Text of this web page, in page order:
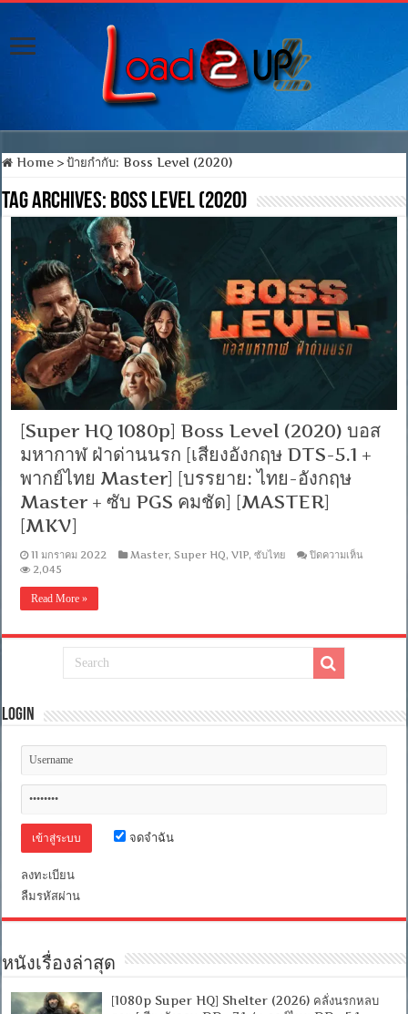
Home > ป้ายกำกับ:Boss Level (2020)
Tag Archives: Boss Level (2020)
[Super HQ 1080p] Boss Level (2020) บอส
มหากาฬ ฝ่าด่านนรก [เสียงอังกฤษ DTS-5.1 +
พากย์ไทย Master] [บรรยาย: ไทย-อังกฤษ
Master + ซับ PGS คมชัด] [MASTER]
[MKV]
11 มกราคม 2022 Master,Super HQ,VIP,ซับไทย ปิดความเห็น
(2020)
นรก
อังกฤษ
+
ซับ
ชัด]
2,045
Read More »
Login
จดจำฉัน
ลงทะเบียน
ลืมรหัสผ่าน
หนังเรื่องล่าสุด
[1080p Super HQ] Shelter (2026) คลั่งนรกหลบ